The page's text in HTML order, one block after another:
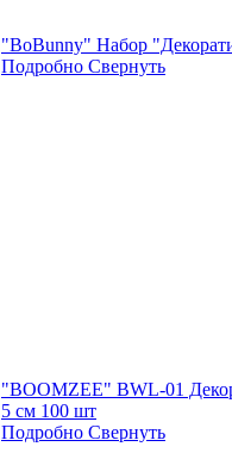
"BoBunny" Набор
Подробно Свернуть
"BOOMZEE" BWL-01
5 см 100 шт
Подробно Свернуть